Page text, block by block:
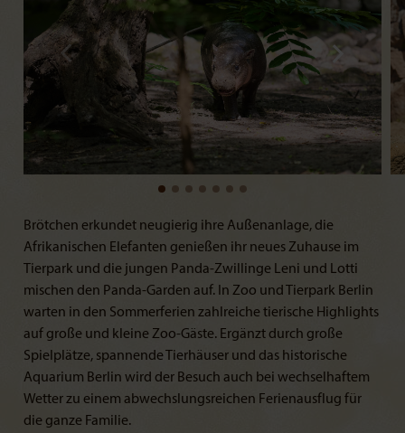
Brötchen erkundet neugierig ihre Außenanlage, die
Afrikanischen Elefanten genießen ihr neues Zuhause im
Tierpark und die jungen Panda-Zwillinge Leni und Lotti
mischen den Panda-Garden auf. In Zoo und Tierpark Berlin
warten in den Sommerferien zahlreiche tierische Highlights
auf große und kleine Zoo-Gäste. Ergänzt durch große
Spielplätze, spannende Tierhäuser und das historische
Aquarium Berlin wird der Besuch auch bei wechselhaftem
Wetter zu einem abwechslungsreichen Ferienausflug für
die ganze Familie.